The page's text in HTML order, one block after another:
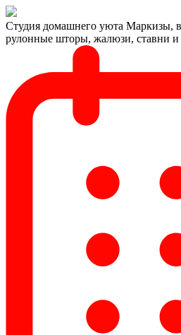
Студия домашнего уюта Маркизы,
рулонные шторы, жалюзи, ставни